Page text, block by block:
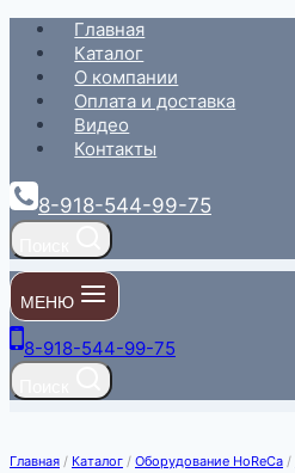
Перейти
содержимому
Главная
Каталог
О компании
Оплата и доставка
Видео
Контакты
8-918-544-99-75
МЕНЮ
8-918-544-99-75
Главная / Каталог / Оборудование HoReCa /